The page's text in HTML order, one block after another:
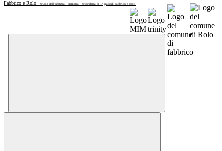
Fabbrico e Rolo
Scuola dell'Infanzia - Primaria - Secondaria di 1° grado di Fabbrico e Rolo